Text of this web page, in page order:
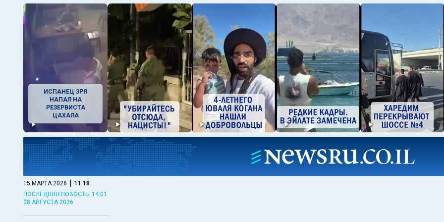
ИСПАНЕЦ ЗРЯ
НАПАЛ НА
РЕЗЕРВИСТА
ЦАХАЛА
15 МАРТА 2026 | 11:18
ПОСЛЕДНЯЯ НОВОСТЬ: 14:01
08 АВГУСТА 2026